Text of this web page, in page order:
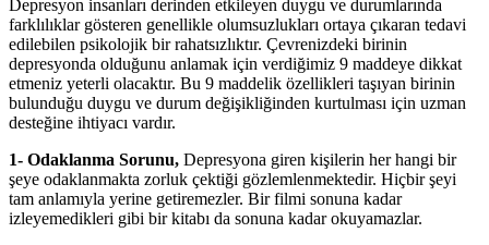
Depresyon insanları derinden etkileyen duygu ve durumlarında
farklılıklar gösteren genellikle olumsuzlukları ortaya çıkaran tedavi
edilebilen psikolojik bir rahatsızlıktır. Çevrenizdeki birinin
depresyonda olduğunu anlamak için verdiğimiz 9 maddeye dikkat
etmeniz yeterli olacaktır. Bu 9 maddelik özellikleri taşıyan birinin
bulunduğu duygu ve durum değişikliğinden kurtulması için uzman
desteğine ihtiyacı vardır.
1- Odaklanma Sorunu, Depresyona giren kişilerin her hangi bir
şeye odaklanmakta zorluk çektiği gözlemlenmektedir. Hiçbir şeyi
tam anlamıyla yerine getiremezler. Bir filmi sonuna kadar
izleyemedikleri gibi bir kitabı da sonuna kadar okuyamazlar.